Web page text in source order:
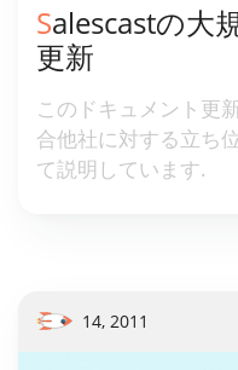
Salescastの大規模なドキュメント
更新
このドキュメント更
合他社に対する立ち
て説明しています.
14, 2011